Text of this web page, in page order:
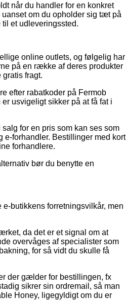
når du handler for en konkret
om du opholder sig tæt på
et udleveringssted.
online outlets, og følgelig har
på en række af deres produkter
fragt.
efter rabatkoder på Fermob
usvigeligt sikker på at få fat i
for en pris som kan ses som
forhandler. Bestillinger med kort
forhandlere.
bør du benytte en
butikkens forretningsvilkår, men
da det er et signal om at
overvåges af specialister som
for så vidt du skulle få
der gælder for bestillingen, fx
sikrer sin ordremail, så man
Honey, ligegyldigt om du er